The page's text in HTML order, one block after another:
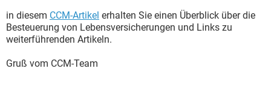
in diesem CCM-Artikel erhalten Sie einen Überblick über die
Besteuerung von Lebensversicherungen und Links zu
weiterführenden Artikeln.
Gruß vom CCM-Team